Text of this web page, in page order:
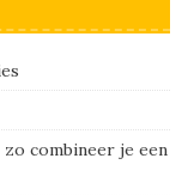
combineer je een